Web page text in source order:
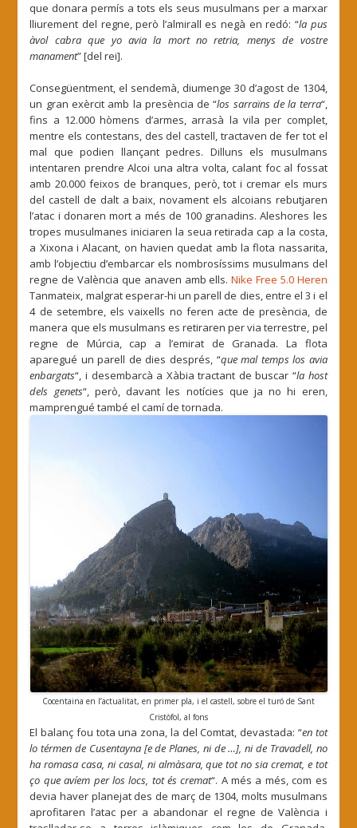
que donara permís a tots els seus musulmans per a marxar
lliurement del regne, però l’almirall es negà en redó: “la pus
àvol cabra que yo avia la mort no retria, menys de vostre
manament” [del rei].
Consegüentment, el sendemà, diumenge 30 d’agost de 1304,
un gran exèrcit amb la presència de “los sarraïns de la terra“,
fins a 12.000 hòmens d’armes, arrasà la vila per complet,
mentre els contestans, des del castell, tractaven de fer tot el
mal que podien llançant pedres. Dilluns els musulmans
intentaren prendre Alcoi una altra volta, calant foc al fossat
amb 20.000 feixos de branques, però, tot i cremar els murs
del castell de dalt a baix, novament els alcoians rebutjaren
l’atac i donaren mort a més de 100 granadins. Aleshores les
tropes musulmanes iniciaren la seua retirada cap a la costa,
a Xixona i Alacant, on havien quedat amb la flota nassarita,
amb l’objectiu d’embarcar els nombrosíssims musulmans del
regne de València que anaven amb ells.Nike Free 5.0 Heren
Tanmateix, malgrat esperar-hi un parell de dies, entre el 3 i el
4 de setembre, els vaixells no feren acte de presència, de
manera que els musulmans es retiraren per via terrestre, pel
regne de Múrcia, cap a l’emirat de Granada. La flota
aparegué un parell de dies després, “que mal temps los avia
enbargats“, i desembarcà a Xàbia tractant de buscar “la host
dels genets“, però, davant les notícies que ja no hi eren,
mamprengué també el camí de tornada.
Cocentaina en l’actualitat, en primer pla, i el castell, sobre el turó de Sant
Cristòfol, al fons
El balanç fou tota una zona, la del Comtat, devastada: “en tot
lo térmen de Cusentayna [e de Planes, ni de …], ni de Travadell, no
ha romasa casa, ni casal, ni almàsara, que tot no sia cremat, e tot
ço que avíem per los locs, tot és cremat“. A més a més, com es
devia haver planejat des de març de 1304, molts musulmans
aprofitaren l’atac per a abandonar el regne de València i